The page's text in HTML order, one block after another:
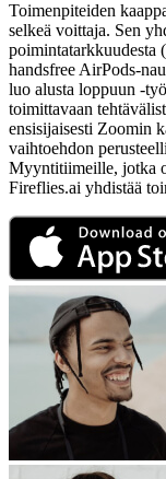
Toimenpiteiden
selkeä voittaja. Sen
poimintatarkkuudesta
handsfree AirPods-
luo alusta loppuun -
toimittavaan
ensisijaisesti Zoomin
vaihtoehdon
Myyntitiimeille, jotka
Fireflies.ai yhdistää